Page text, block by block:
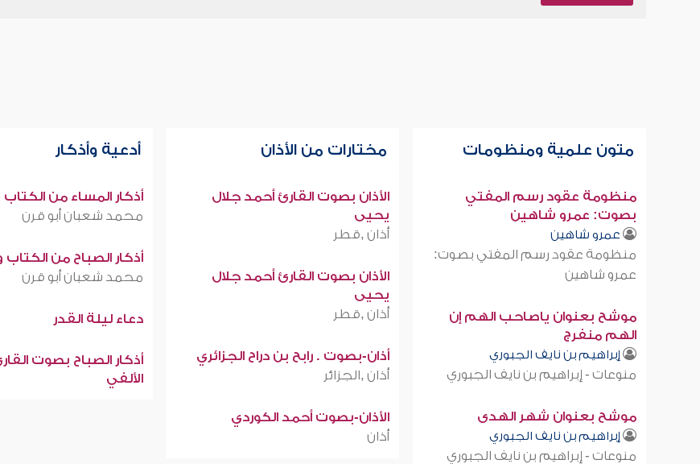
متون علمية ومنظومات
منظومة عقود رسم المفتي
بصوت: عمرو شاهين
عمرو شاهين
منظومة عقود رسم المفتي بصوت:
عمرو شاهين
موشح بعنوان ياصاحب الهم إن
الهم منفرج
إبراهيم بن نايف الجبوري
منوعات - إبراهيم بن نايف الجبوري
موشح بعنوان شهر الهدى
إبراهيم بن نايف الجبوري
منوعات - إبراهيم بن نايف الجبوري
مختارات من الأذان
الأذان بصوت القارئ أحمد جلال
يحيى
أذان ,قطر
الأذان بصوت القارئ أحمد جلال
يحيى
أذان ,قطر
أذان-بصوت . رابح بن دراح الجزائري
أذان ,الجزائر
الأذان-بصوت أحمد الكوردي
أذان
أدعية وأذكار
أذكار المساء من
محمد شعبان أبو قرن
أذكار الصباح من الكتاب
محمد شعبان أبو قرن
دعاء ليلة القدر
أذكار الصباح بصوت
الألفي